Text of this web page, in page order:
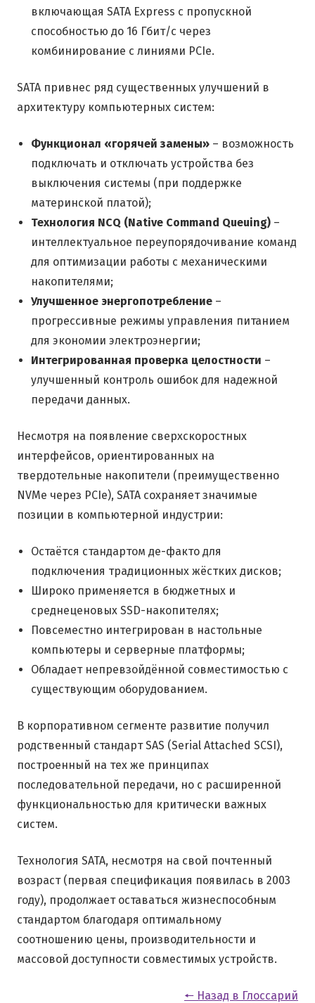
включающая SATA Express с пропускной
способностью до 16 Гбит/с через
комбинирование с линиями PCIe.
SATA привнес ряд существенных улучшений в
архитектуру компьютерных систем:
Функционал «горячей замены» – возможность
подключать и отключать устройства без
выключения системы (при поддержке
материнской платой);
Технология NCQ (Native Command Queuing) –
интеллектуальное переупорядочивание команд
для оптимизации работы с механическими
накопителями;
Улучшенное энергопотребление –
прогрессивные режимы управления питанием
для экономии электроэнергии;
Интегрированная проверка целостности –
улучшенный контроль ошибок для надежной
передачи данных.
Несмотря на появление сверхскоростных
интерфейсов, ориентированных на
твердотельные накопители (преимущественно
NVMe через PCIe), SATA сохраняет значимые
позиции в компьютерной индустрии:
Остаётся стандартом де-факто для
подключения традиционных жёстких дисков;
Широко применяется в бюджетных и
среднеценовых SSD-накопителях;
Повсеместно интегрирован в настольные
компьютеры и серверные платформы;
Обладает непревзойдённой совместимостью с
существующим оборудованием.
В корпоративном сегменте развитие получил
родственный стандарт SAS (Serial Attached SCSI),
построенный на тех же принципах
последовательной передачи, но с расширенной
функциональностью для критически важных
систем.
Технология SATA, несмотря на свой почтенный
возраст (первая спецификация появилась в 2003
году), продолжает оставаться жизнеспособным
стандартом благодаря оптимальному
соотношению цены, производительности и
массовой доступности совместимых устройств.
🠔 Назад в Глоссарий